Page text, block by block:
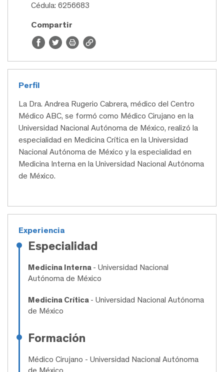
Cédula: 6256683
Compartir
Perfil
La Dra. Andrea Rugerio Cabrera, médico del Centro
Médico ABC, se formó como Médico Cirujano en la
Universidad Nacional Autónoma de México, realizó la
especialidad en Medicina Crítica en la Universidad
Nacional Autónoma de México y la especialidad en
Medicina Interna en la Universidad Nacional Autónoma
de México.
Experiencia
Especialidad
Medicina Interna - Universidad Nacional
Autónoma de México
Medicina Crítica - Universidad Nacional Autónoma
de México
Formación
Médico Cirujano - Universidad Nacional Autónoma